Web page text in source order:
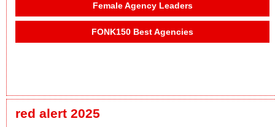
Female Agency Leaders
FONK150 Best Agencies
red alert 2025